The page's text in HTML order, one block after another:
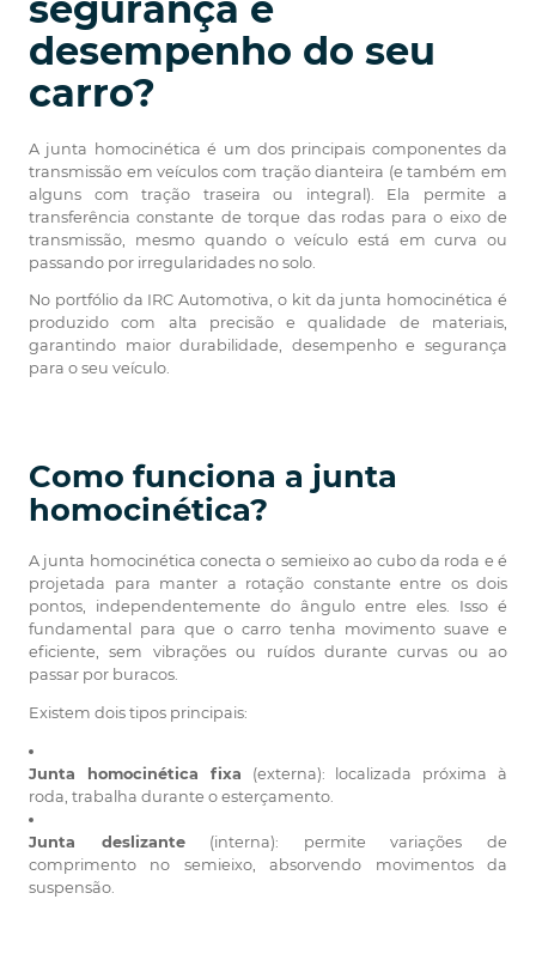
segurança e
desempenho do seu
carro?
A junta homocinética é um dos principais componentes da
transmissão em veículos com tração dianteira (e também em
alguns com tração traseira ou integral). Ela permite a
transferência constante de torque das rodas para o eixo de
transmissão, mesmo quando o veículo está em curva ou
passando por irregularidades no solo.
No portfólio da IRC Automotiva, o kit da junta homocinética é
produzido com alta precisão e qualidade de materiais,
garantindo maior durabilidade, desempenho e segurança
para o seu veículo.
Como funciona a junta
homocinética?
A junta homocinética conecta o semieixo ao cubo da roda e é
projetada para manter a rotação constante entre os dois
pontos, independentemente do ângulo entre eles. Isso é
fundamental para que o carro tenha movimento suave e
eficiente, sem vibrações ou ruídos durante curvas ou ao
passar por buracos.
Existem dois tipos principais:
Junta homocinética fixa (externa): localizada próxima à
roda, trabalha durante o esterçamento.
Junta deslizante(interna): permite variações de
comprimento no semieixo, absorvendo movimentos da
suspensão.